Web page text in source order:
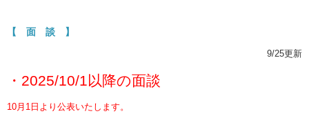
【 面 談 】
9/25更新
・2025/10/1以降の面談
10月1日より公表いたします。